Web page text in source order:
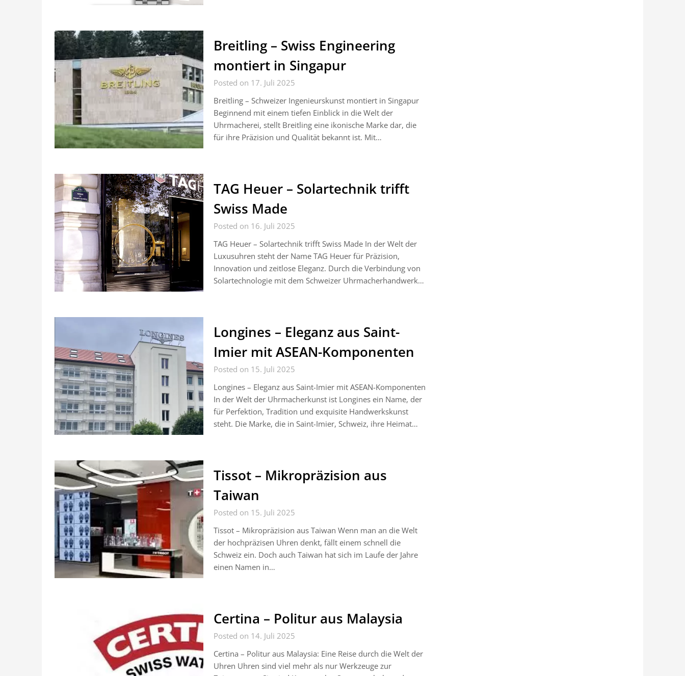
Breitling – Swiss Engineering
montiert in Singapur
Posted on 17. Juli 2025
Breitling – Schweizer Ingenieurskunst montiert in Singapur
Beginnend mit einem tiefen Einblick in die Welt der
Uhrmacherei, stellt Breitling eine ikonische Marke dar, die
für ihre Präzision und Qualität bekannt ist. Mit…
TAG Heuer – Solartechnik trifft
Swiss Made
Posted on 16. Juli 2025
TAG Heuer – Solartechnik trifft Swiss Made In der Welt der
Luxusuhren steht der Name TAG Heuer für Präzision,
Innovation und zeitlose Eleganz. Durch die Verbindung von
Solartechnologie mit dem Schweizer Uhrmacherhandwerk…
Longines – Eleganz aus Saint-
Imier mit ASEAN-Komponenten
Posted on 15. Juli 2025
Longines – Eleganz aus Saint-Imier mit ASEAN-Komponenten
In der Welt der Uhrmacherkunst ist Longines ein Name, der
für Perfektion, Tradition und exquisite Handwerkskunst
steht. Die Marke, die in Saint-Imier, Schweiz, ihre Heimat…
Tissot – Mikropräzision aus
Taiwan
Posted on 15. Juli 2025
Tissot – Mikropräzision aus Taiwan Wenn man an die Welt
der hochpräzisen Uhren denkt, fällt einem schnell die
Schweiz ein. Doch auch Taiwan hat sich im Laufe der Jahre
einen Namen in…
Certina – Politur aus Malaysia
Posted on 14. Juli 2025
Certina – Politur aus Malaysia: Eine Reise durch die Welt der
Uhren Uhren sind viel mehr als nur Werkzeuge zur